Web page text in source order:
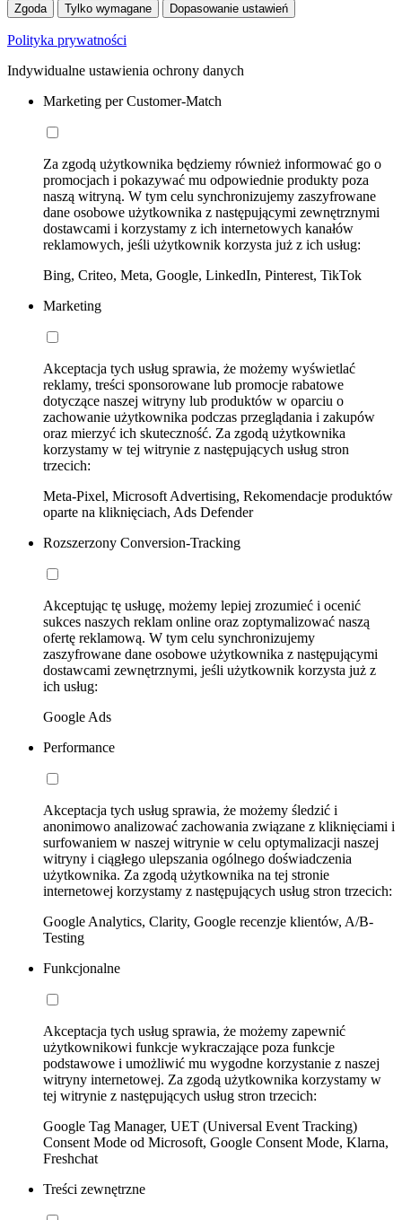
Zgoda Tylko wymagane Dopasowanie ustawień
Polityka prywatności
Indywidualne ustawienia ochrony danych
Marketing per Customer-Match
Za zgodą użytkownika będziemy również informować go o
promocjach i pokazywać mu odpowiednie produkty poza
naszą witryną. W tym celu synchronizujemy zaszyfrowane
dane osobowe użytkownika z następującymi zewnętrznymi
dostawcami i korzystamy z ich internetowych kanałów
reklamowych, jeśli użytkownik korzysta już z ich usług:
Bing, Criteo, Meta, Google, LinkedIn, Pinterest, TikTok
Marketing
Akceptacja tych usług sprawia, że możemy wyświetlać
reklamy, treści sponsorowane lub promocje rabatowe
dotyczące naszej witryny lub produktów w oparciu o
zachowanie użytkownika podczas przeglądania i zakupów
oraz mierzyć ich skuteczność. Za zgodą użytkownika
korzystamy w tej witrynie z następujących usług stron
trzecich:
Meta-Pixel, Microsoft Advertising, Rekomendacje produktów
oparte na kliknięciach, Ads Defender
Rozszerzony Conversion-Tracking
Akceptując tę usługę, możemy lepiej zrozumieć i ocenić
sukces naszych reklam online oraz zoptymalizować naszą
ofertę reklamową. W tym celu synchronizujemy
zaszyfrowane dane osobowe użytkownika z następującymi
dostawcami zewnętrznymi, jeśli użytkownik korzysta już z
ich usług:
Google Ads
Performance
Akceptacja tych usług sprawia, że możemy śledzić i
anonimowo analizować zachowania związane z kliknięciami i
surfowaniem w naszej witrynie w celu optymalizacji naszej
witryny i ciągłego ulepszania ogólnego doświadczenia
użytkownika. Za zgodą użytkownika na tej stronie
internetowej korzystamy z następujących usług stron trzecich:
Google Analytics, Clarity, Google recenzje klientów, A/B-
Testing
Funkcjonalne
Akceptacja tych usług sprawia, że możemy zapewnić
użytkownikowi funkcje wykraczające poza funkcje
podstawowe i umożliwić mu wygodne korzystanie z naszej
witryny internetowej. Za zgodą użytkownika korzystamy w
tej witrynie z następujących usług stron trzecich:
Google Tag Manager, UET (Universal Event Tracking)
Consent Mode od Microsoft, Google Consent Mode, Klarna,
Freshchat
Treści zewnętrzne